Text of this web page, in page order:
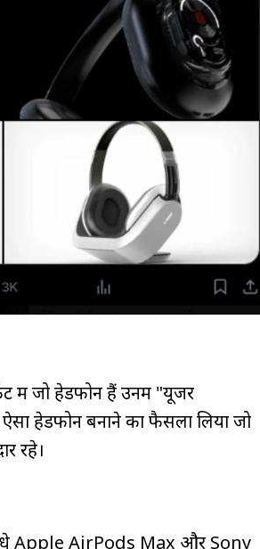
में जो हेडफोन हैं उनमें "यूजर
हेडफोन बनाने का फैसला लिया जो
रहे।
Apple AirPods Max और Sony